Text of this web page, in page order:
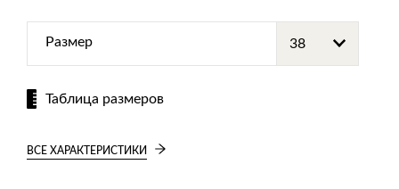
Размер
Таблица размеров
ВСЕ ХАРАКТЕРИСТИКИ